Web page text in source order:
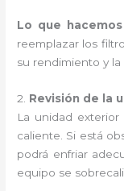
Lo que
reemplazar los
su rendimiento y la
2. Revisión de la
La unidad
caliente. Si está
podrá enfriar
equipo se